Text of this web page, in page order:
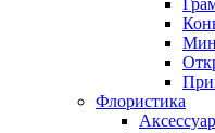
Флористика